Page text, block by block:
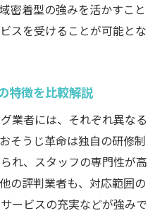
む幅広い対応力が魅力
いに最適なサービス選定
ニング業者の見極め方
業者選びで注意するこ
金額の見極め方
スキンの比較ポイント
信頼できる業者の特徴
能な清掃技術の違い
密着型の強みを活かすこと
スを受けることが可能とな
特徴を比較解説
業者には、それぞれ異なる
そうじ革命は独自の研修制
れ、スタッフの専門性が高
の評判業者も、対応範囲の
ービスの充実などが強みで